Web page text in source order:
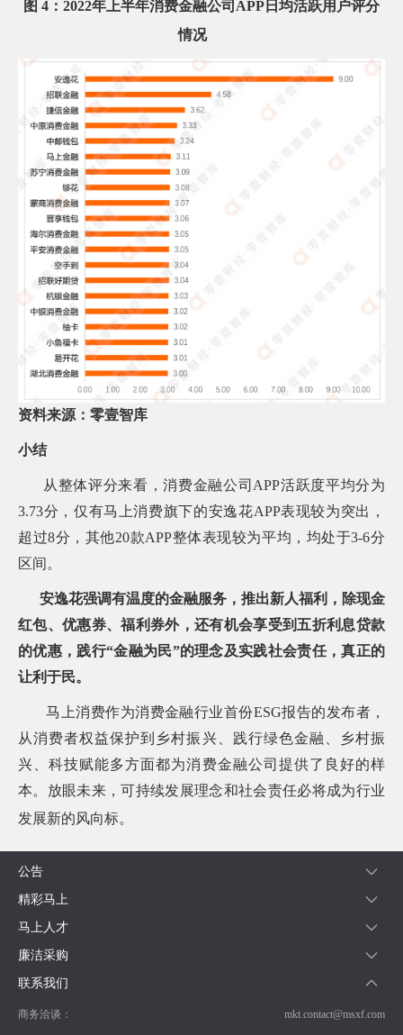
图 4：2022年上半年消费金融公司APP日均活跃用户评分
情况
资料来源：零壹智库
小结
从整体评分来看，消费金融公司APP活跃度平均分为
3.73分，仅有马上消费旗下的安逸花APP表现较为突出，
超过8分，其他20款APP整体表现较为平均，均处于3-6分
区间。
安逸花强调有温度的金融服务，推出新人福利，除现金
红包、优惠券、福利券外，还有机会享受到五折利息贷款
的优惠，践行“金融为民”的理念及实践社会责任，真正的
让利于民。
马上消费作为消费金融行业首份ESG报告的发布者，
从消费者权益保护到乡村振兴、践行绿色金融、乡村振
兴、科技赋能多方面都为消费金融公司提供了良好的样
本。放眼未来，可持续发展理念和社会责任必将成为行业
发展新的风向标。
公告
精彩马上
马上人才
廉洁采购
联系我们
商务洽谈： mkt.contact@msxf.com